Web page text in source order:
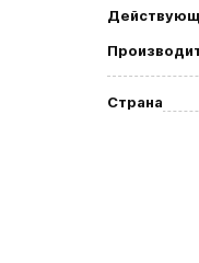
Страна